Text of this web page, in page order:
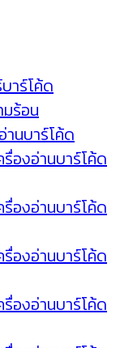
าร์โค้ด
มร้อน
านบาร์โค้ด
รื่องอ่านบาร์โค้ด
รื่องอ่านบาร์โค้ด
รื่องอ่านบาร์โค้ด
รื่องอ่านบาร์โค้ด